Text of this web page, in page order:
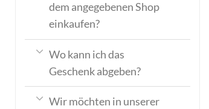
dem angegebenen Shop
einkaufen?
Wo kann ich das
Geschenk abgeben?
Wir möchten in unserer